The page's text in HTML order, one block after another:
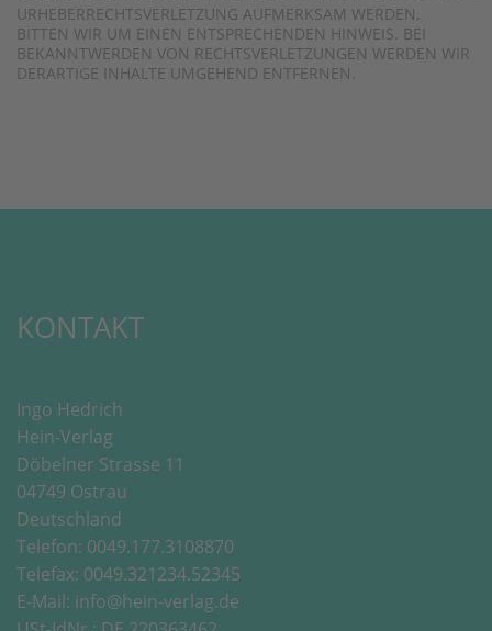
URHEBERRECHTSVERLETZUNG AUFMERKSAM WERDEN,
BITTEN WIR UM EINEN ENTSPRECHENDEN HINWEIS. BEI
BEKANNTWERDEN VON RECHTSVERLETZUNGEN WERDEN WIR
DERARTIGE INHALTE UMGEHEND ENTFERNEN.
KONTAKT
Ingo Hedrich
Hein-Verlag
Döbelner Strasse 11
04749 Ostrau
Deutschland
Telefon: 0049.177.3108870
Telefax: 0049.321234.52345
E-Mail: info@hein-verlag.de